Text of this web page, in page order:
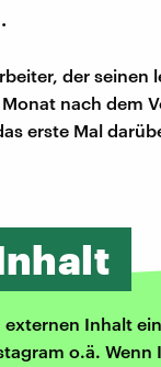
der seinen
nach dem
erste Mal
externen Inhalt
o.ä. Wenn